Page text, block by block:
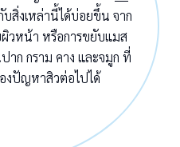
บสิ่งเหล่านี้ได้บ่อยขึ้น จาก
ผิวหน้า หรือการขยับแมส
าก กราม คาง และจมูก ที่
งปัญหาสิวต่อไปได้